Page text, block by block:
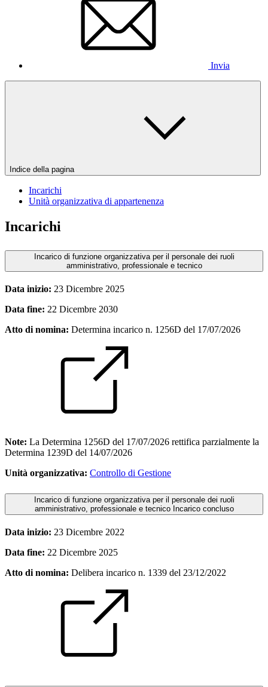
Invia
Indice della pagina
Incarichi
Unità organizzativa di appartenenza
Incarichi
Incarico di funzione organizzativa per il personale dei ruoli
amministrativo, professionale e tecnico
Data inizio: 23 Dicembre 2025
Data fine: 22 Dicembre 2030
Atto di nomina: Determina incarico n. 1256D del 17/07/2026
Note: La Determina 1256D del 17/07/2026 rettifica parzialmente la
Determina 1239D del 14/07/2026
Unità organizzativa: Controllo di Gestione
Incarico di funzione organizzativa per il personale dei ruoli
amministrativo, professionale e tecnico Incarico concluso
Data inizio: 23 Dicembre 2022
Data fine: 22 Dicembre 2025
Atto di nomina: Delibera incarico n. 1339 del 23/12/2022